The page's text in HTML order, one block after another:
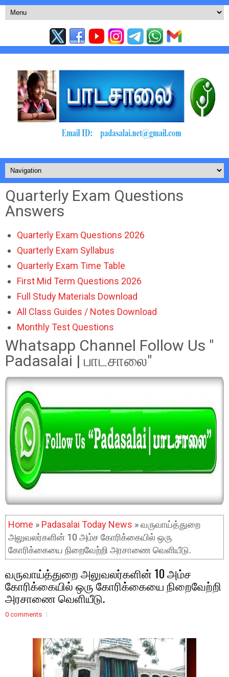
Quarterly Exam Questions
Answers
Quarterly Exam Questions 2026
Quarterly Exam Syllabus
Quarterly Exam Time Table
First Mid Term Questions 2026
Full Study Materials Download
All Class Guides / Notes Download
Monthly Test Questions
Whatsapp Channel Follow Us "
Padasalai | பாடசாலை"
Home » Padasalai Today News » வருவாய்த்துறை
அலுவலர்களின் 10 அம்ச கோரிக்கையில் ஒரு
கோரிக்கையை நிறைவேற்றி அரசாணை வெளியீடு.
வருவாய்த்துறை அலுவலர்களின் 10 அம்ச
கோரிக்கையில் ஒரு கோரிக்கையை நிறைவேற்றி
அரசாணை வெளியீடு.
0 comments